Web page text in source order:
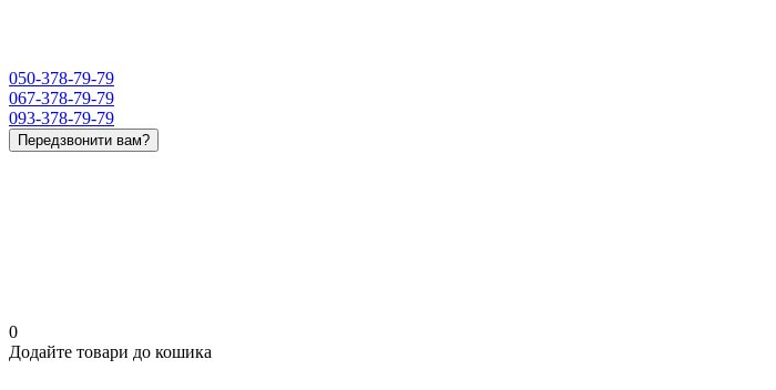
050-378-79-79
067-378-79-79
093-378-79-79
Передзвонити вам?
0
Додайте товари до кошика